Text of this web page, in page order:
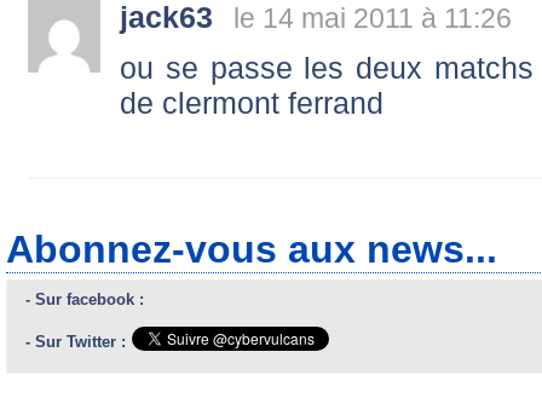
jack63 le 14 mai 2011 à 11:26
ou se passe les deux
de clermont ferrand
Abonnez-vous aux news...
- Sur facebook :
- Sur Twitter :